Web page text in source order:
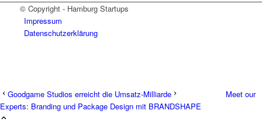
© Copyright - Hamburg Startups
Impressum
Datenschutzerklärung
Goodgame Studios erreicht die Umsatz-Milliarde
Meet our
Experts: Branding und Package Design mit BRANDSHAPE